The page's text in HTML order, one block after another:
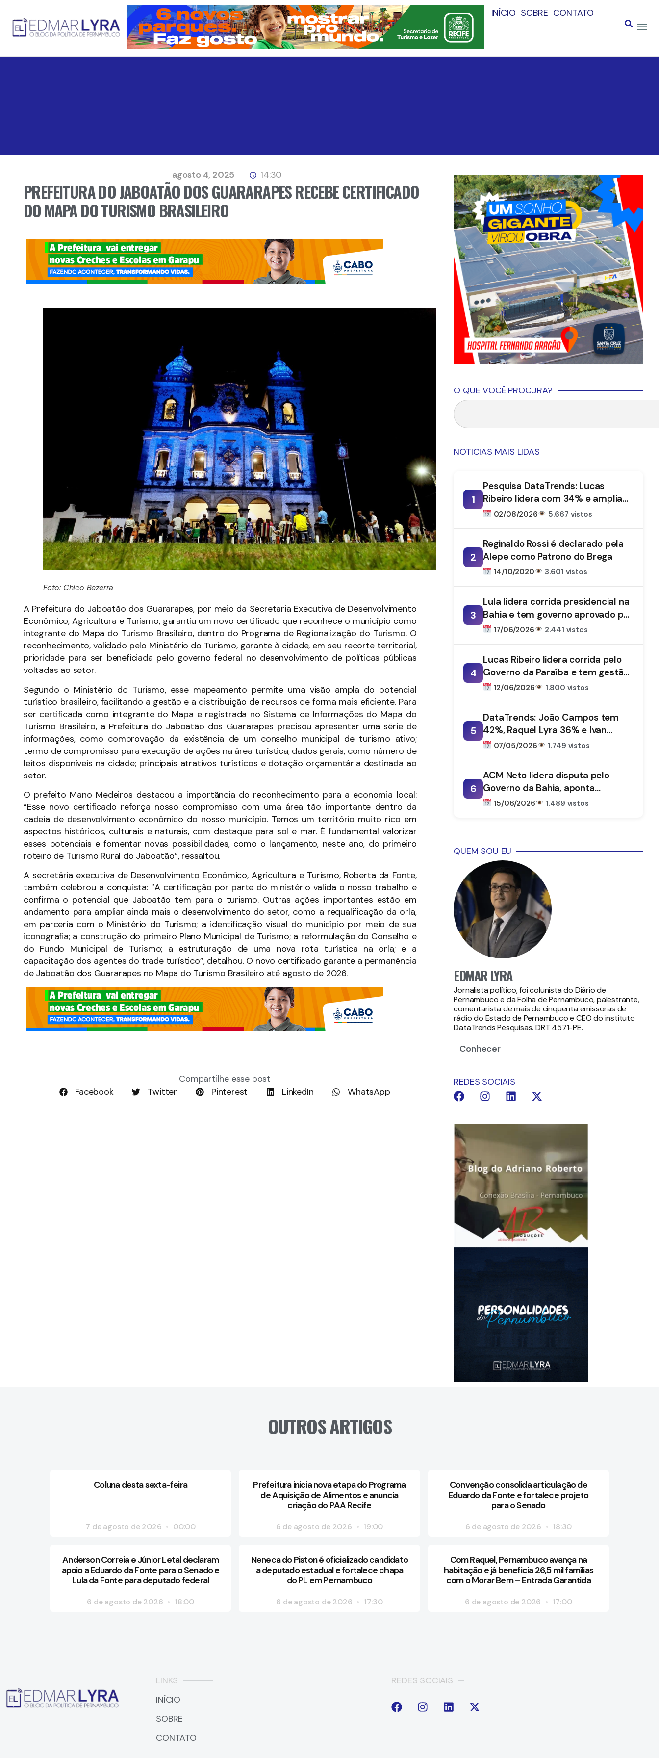
INÍCIO SOBRE CONTATO
agosto 4, 2025 14:30
PREFEITURA DO JABOATÃO DOS GUARARAPES RECEBE CERTIFICADO
DO MAPA DO TURISMO BRASILEIRO
Foto: Chico Bezerra
A Prefeitura do Jaboatão dos Guararapes, por meio da Secretaria Executiva de Desenvolvimento
Econômico, Agricultura e Turismo, garantiu um novo certificado que reconhece o município como
integrante do Mapa do Turismo Brasileiro, dentro do Programa de Regionalização do Turismo. O
reconhecimento, validado pelo Ministério do Turismo, garante à cidade, em seu recorte territorial,
prioridade para ser beneficiada pelo governo federal no desenvolvimento de políticas públicas
voltadas ao setor.
Segundo o Ministério do Turismo, esse mapeamento permite uma visão ampla do potencial
turístico brasileiro, facilitando a gestão e a distribuição de recursos de forma mais eficiente. Para
ser certificada como integrante do Mapa e registrada no Sistema de Informações do Mapa do
Turismo Brasileiro, a Prefeitura do Jaboatão dos Guararapes precisou apresentar uma série de
informações, como comprovação da existência de um conselho municipal de turismo ativo;
termo de compromisso para execução de ações na área turística; dados gerais, como número de
leitos disponíveis na cidade; principais atrativos turísticos e dotação orçamentária destinada ao
setor.
O prefeito Mano Medeiros destacou a importância do reconhecimento para a economia local:
“Esse novo certificado reforça nosso compromisso com uma área tão importante dentro da
cadeia de desenvolvimento econômico do nosso município. Temos um território muito rico em
aspectos históricos, culturais e naturais, com destaque para sol e mar. É fundamental valorizar
esses potenciais e fomentar novas possibilidades, como o lançamento, neste ano, do primeiro
roteiro de Turismo Rural do Jaboatão”, ressaltou.
A secretária executiva de Desenvolvimento Econômico, Agricultura e Turismo, Roberta da Fonte,
também celebrou a conquista: “A certificação por parte do ministério valida o nosso trabalho e
confirma o potencial que Jaboatão tem para o turismo. Outras ações importantes estão em
andamento para ampliar ainda mais o desenvolvimento do setor, como a requalificação da orla,
em parceria com o Ministério do Turismo; a identificação visual do município por meio de sua
iconografia; a construção do primeiro Plano Municipal de Turismo; a reformulação do Conselho e
do Fundo Municipal de Turismo; a estruturação de uma nova rota turística na orla; e a
capacitação dos agentes do trade turístico”, detalhou. O novo certificado garante a permanência
de Jaboatão dos Guararapes no Mapa do Turismo Brasileiro até agosto de 2026.
Compartilhe esse post
Facebook
Twitter Pinterest LinkedIn WhatsApp
O QUE VOCÊ PROCURA?
NOTICIAS MAIS LIDAS
1
Pesquisa DataTrends: Lucas
Ribeiro lidera com 34% e amplia
vantagem na disputa pelo
02/08/2026 5.667 vistos
2
Reginaldo Rossi é declarado pela
Alepe como Patrono do Brega
14/10/2020 3.601 vistos
3
Lula lidera corrida presidencial na
Bahia e tem governo aprovado por
61%, aponta DataTrends
17/06/2026 2.441 vistos
4
Lucas Ribeiro lidera corrida pelo
Governo da Paraíba e tem gestão
aprovada por 66%, aponta
12/06/2026 1.800 vistos
5
DataTrends: João Campos tem
42%, Raquel Lyra 36% e Ivan
Moraes 1%
07/05/2026 1.749 vistos
6
ACM Neto lidera disputa pelo
Governo da Bahia, aponta
DataTrends
15/06/2026 1.489 vistos
QUEM SOU EU
EDMAR LYRA
Jornalista político, foi colunista do Diário de
Pernambuco e da Folha de Pernambuco, palestrante,
comentarista de mais de cinquenta emissoras de
rádio do Estado de Pernambuco e CEO do instituto
DataTrends Pesquisas. DRT 4571-PE.
Conhecer
REDES SOCIAIS
OUTROS ARTIGOS
Coluna desta sexta-feira
7 de agosto de 2026 00:00
Prefeitura inicia nova etapa do Programa
de Aquisição de Alimentos e anuncia
criação do PAA Recife
6 de agosto de 2026 19:00
Convenção consolida articulação de
Eduardo da Fonte e fortalece projeto
para o Senado
6 de agosto de 2026 18:30
Anderson Correia e Júnior Letal declaram
apoio a Eduardo da Fonte para o Senado e
Lula da Fonte para deputado federal
6 de agosto de 2026 18:00
Neneca do Piston é oficializado candidato
a deputado estadual e fortalece chapa
do PL em Pernambuco
6 de agosto de 2026 17:30
Com Raquel, Pernambuco avança na
habitação e já beneficia 26,5 mil famílias
com o Morar Bem – Entrada Garantida
6 de agosto de 2026 17:00
LINKS
INÍCIO
SOBRE
CONTATO
REDES SOCIAIS